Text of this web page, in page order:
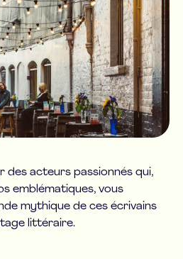
des acteurs passionnés qui,
emblématiques, vous
mythique de ces écrivains
littéraire.